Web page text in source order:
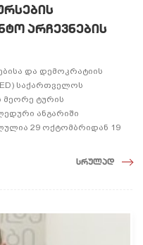
არჩევნების
და დემოკრატიის
საქართველოს
მეორე ტურის
ანგარიში
29 ოქტომბრიდან 19
სრულად